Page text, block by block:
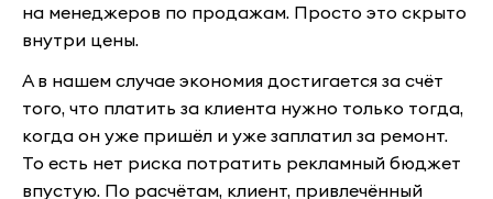
на менеджеров по продажам. Просто это скрыто
внутри цены.
А в нашем случае экономия достигается за счёт
того, что платить за клиента нужно только тогда,
когда он уже пришёл и уже заплатил за ремонт.
То есть нет риска потратить рекламный бюджет
впустую. По расчётам, клиент, привлечённый